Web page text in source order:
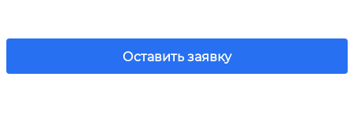
Оставить заявку